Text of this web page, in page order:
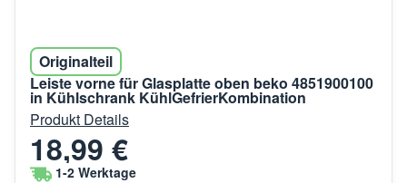
Originalteil
Leiste vorne für Glasplatte oben beko 4851900100
in Kühlschrank KühlGefrierKombination
Produkt Details
18,99 €
1-2 Werktage